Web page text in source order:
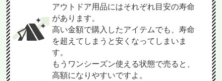
アウトドア用品にはそれぞれ目安の寿命
があります。
高い金額で購入したアイテムでも、寿命
を超えてしまうと安くなってしまいま
す。
もうワンシーズン使える状態で売ると、
高額になりやすいですよ。